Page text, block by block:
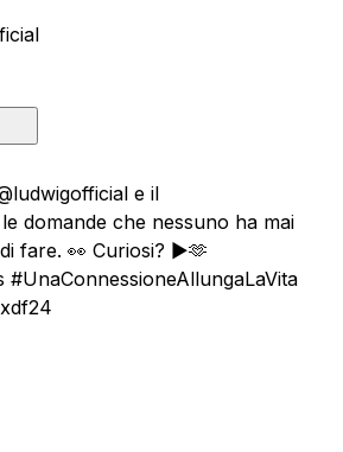
e il
domande che nessuno ha mai
fare. 👀 Curiosi? ▶️🫶